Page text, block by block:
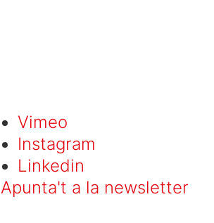
Vimeo
Instagram
Linkedin
Apunta't a la newsletter